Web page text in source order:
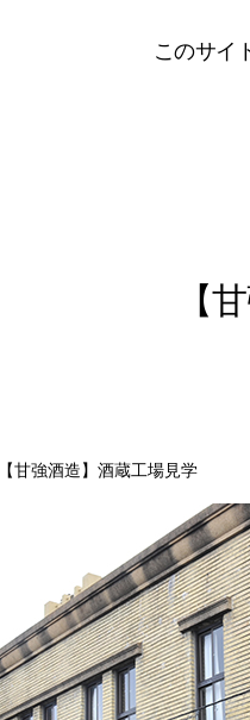
このサイ
【
【甘強酒造】酒蔵工場見学